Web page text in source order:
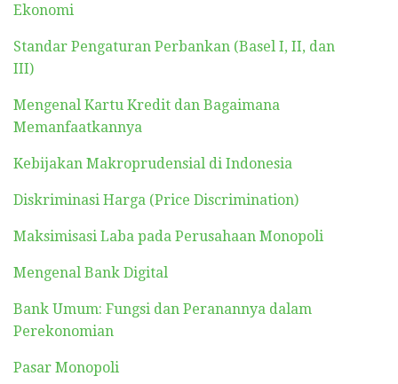
Ekonomi
Standar Pengaturan Perbankan (Basel I, II, dan
III)
Mengenal Kartu Kredit dan Bagaimana
Memanfaatkannya
Kebijakan Makroprudensial di Indonesia
Diskriminasi Harga (Price Discrimination)
Maksimisasi Laba pada Perusahaan Monopoli
Mengenal Bank Digital
Bank Umum: Fungsi dan Peranannya dalam
Perekonomian
Pasar Monopoli